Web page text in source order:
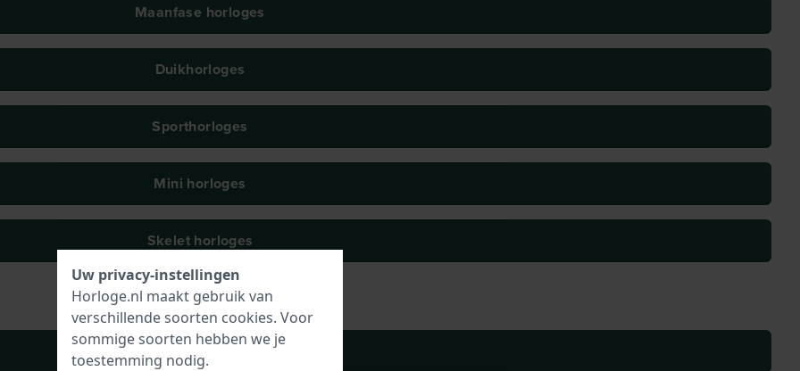
Maanfase horloges
Duikhorloges
Sporthorloges
Mini horloges
Skelet horloges
Quartz horloges
Uw privacy-instellingen
Horloge.nl maakt gebruik van
verschillende soorten cookies. Voor
sommige soorten hebben we je
toestemming nodig.